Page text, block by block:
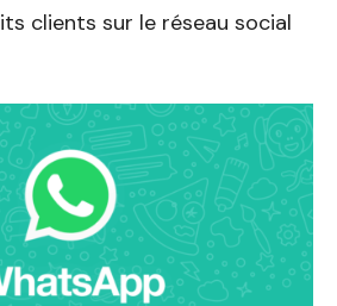
clients sur le réseau social